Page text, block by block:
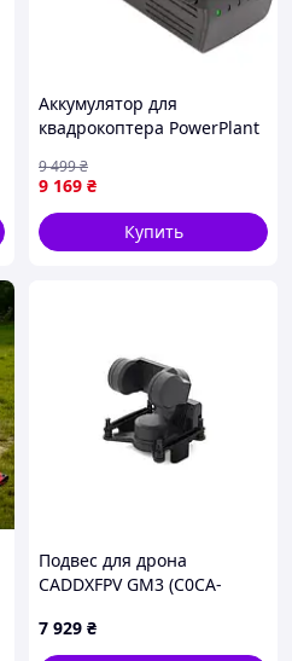
Аккумулятор для
квадрокоптера PowerPlant
(CB971213)
9 169 ₴
9 499₴
Купить
Подвес для дрона
CADDXFPV GM3 (C0CA-
7 929 ₴